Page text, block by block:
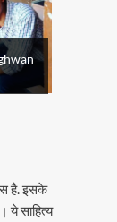
है. इसके
ये साहित्य